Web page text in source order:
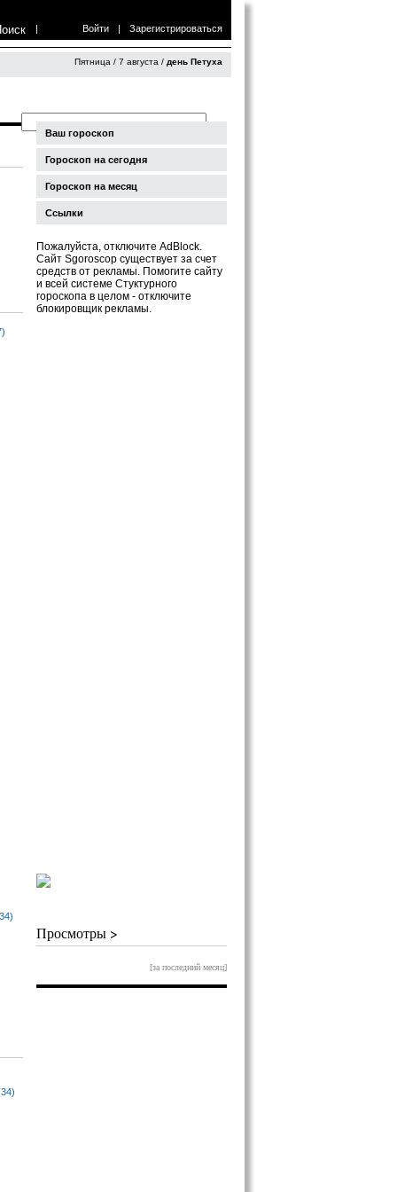
| Войти | Зарегистрироваться
Пятница / 7 августа / день Петуха
Ваш гороскоп
Гороскоп на сегодня
Гороскоп на месяц
Ссылки
Пожалуйста, отключите AdBlock.
Сайт Sgoroscop существует за счет
средств от рекламы. Помогите сайту
и всей системе Стуктурного
гороскопа в целом - отключите
блокировщик рекламы.
Просмотры >
[за последний месяц]